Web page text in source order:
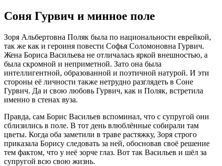
Соня Гурвич и минное поле
Зоря Альбертовна Поляк была по национальности еврейкой,
так же как и героиня повести Софья Соломоновна Гурвич.
Жена Бориса Васильева не отличалась яркой внешностью, а
была скромной и неприметной. Зато она была
интеллигентной, образованной и поэтичной натурой. И эти
стороны её личности также нетрудно разглядеть в Соне
Гурвич. Да и свою любовь Гурвич, как и Поляк, встретила
именно в стенах вуза.
Правда, сам Борис Васильев вспоминал, что с супругой они
сблизились в поле. В тот день влюблённые собирали там
цветы. Когда оба заметили в траве растяжку, Зоря строго
приказала Борису следовать за ней, обосновав своё решение
тем фактом, что у неё зорче глаз. Вот так Васильев и шёл за
супругой всю свою жизнь.